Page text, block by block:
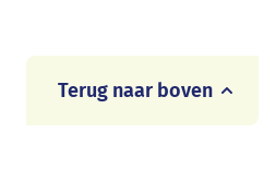
Terug naar boven